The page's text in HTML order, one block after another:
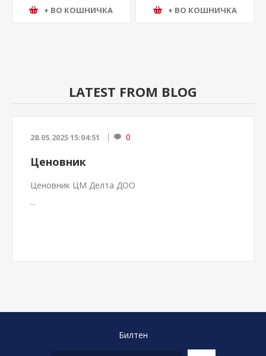
+ ВО КОШНИЧКА + ВО КОШНИЧКА
LATEST FROM BLOG
28.05.2025 15:04:51 0
Ценовник
Ценовник ЦМ Делта ДОО
...
Билтен